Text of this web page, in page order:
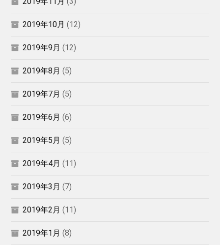
2019年10月 (12)
2019年9月 (12)
2019年8月 (5)
2019年7月 (5)
2019年6月 (6)
2019年5月 (5)
2019年4月 (11)
2019年3月 (7)
2019年2月 (11)
2019年1月 (8)